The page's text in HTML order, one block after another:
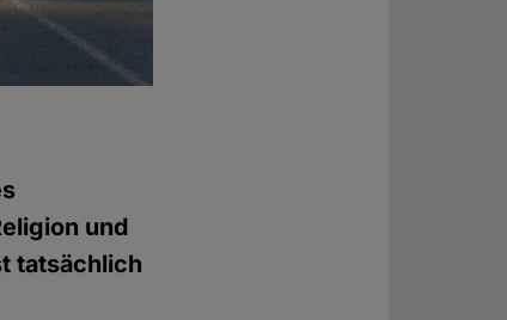
und
tatsächlich